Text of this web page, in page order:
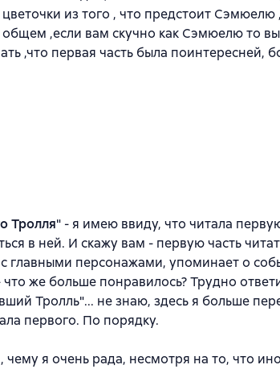
из того , что предстоит Сэмюелю
,если вам скучно как Сэмюелю то
,что первая часть была поинтересней,
Тролля" - я имею ввиду, что читала
в ней. И скажу вам - первую часть
главными персонажами, упоминает о
же больше понравилось? Трудно
Тролль"... не знаю, здесь я больше
первого. По порядку.
я очень рада, несмотря на то, что